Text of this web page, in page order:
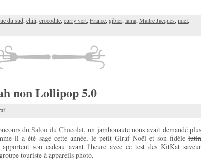
du sud chili crocodile curry vert France gibier lama Maitre Jacques miel
non Lollipop 5.0
duSalon du Chocolat, un jambonaute nous avait demandé plus
il a été sage cette année, le petit Giraf Noël et son fidèle lutin
son cadeau avant l'heure avec ce test des KitKat saveur
touriste à appareils photo.